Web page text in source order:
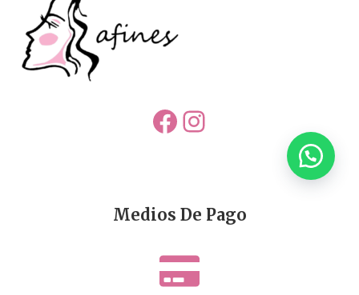
Facebook
Instagram
Medios De Pago